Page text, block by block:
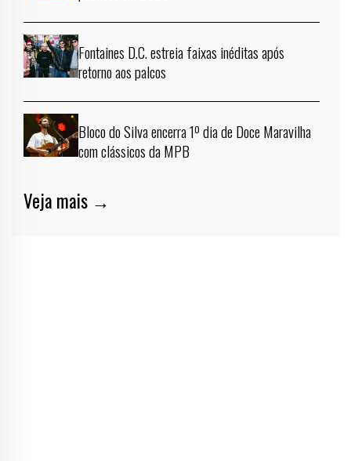
Fontaines D.C. estreia faixas inéditas após
retorno aos palcos
Bloco do Silva encerra 1º dia de Doce Maravilha
com clássicos da MPB
Veja mais →